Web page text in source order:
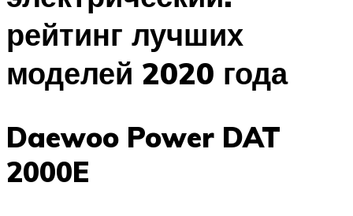
рейтинг лучших
моделей 2020 года
Daewoo Power DAT
2000E